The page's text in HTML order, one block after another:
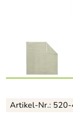
Artikel-Nr.: